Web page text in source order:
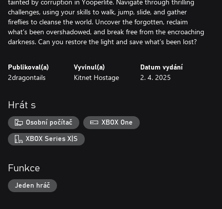
challenges, using your skills to walk, jump, slide, and gather
fireflies to cleanse the world. Uncover the forgotten, reclaim
what’s been overshadowed, and break free from the encroaching
darkness. Can you restore the light and save what’s been lost?
Publikoval(a)
2dragontails
Vyvinul(a)
Kitnet Hostage
Datum vydání
2. 4. 2025
Hrát s
Osobní počítač XBOX One
XBOX Series X|S
Funkce
Jeden hráč